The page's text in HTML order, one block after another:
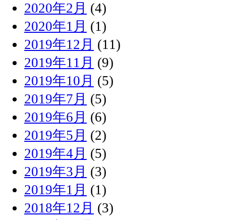
2020年2月 (4)
2020年1月 (1)
2019年12月 (11)
2019年11月 (9)
2019年10月 (5)
2019年7月 (5)
2019年6月 (6)
2019年5月 (2)
2019年4月 (5)
2019年3月 (3)
2019年1月 (1)
2018年12月 (3)